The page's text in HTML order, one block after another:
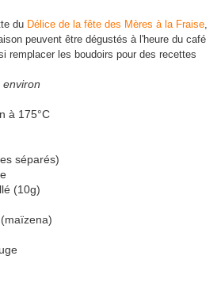
du Délice de la fête des Mères à la Fraise,
peuvent être dégustés à l'heure du café
remplacer les boudoirs pour des recettes
environ
à 175°C
séparés)
(10g)